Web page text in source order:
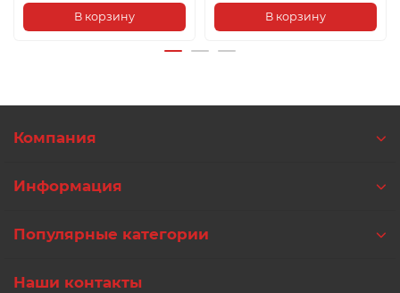
В корзину В корзину
Компания
Информация
Популярные категории
Наши контакты